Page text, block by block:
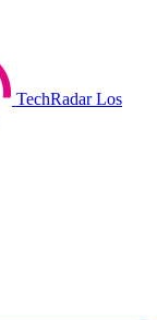
TechRadar Los